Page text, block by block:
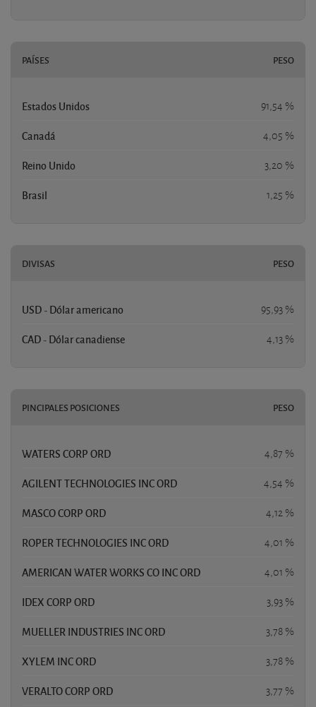
PAÍSES PESO
Estados Unidos 91,54 %
Canadá 4,05 %
Reino Unido 3,20 %
Brasil 1,25 %
DIVISAS PESO
USD - Dólar americano 95,93 %
CAD - Dólar canadiense 4,13 %
PINCIPALES POSICIONES PESO
WATERS CORP ORD 4,87 %
AGILENT TECHNOLOGIES INC ORD 4,54 %
MASCO CORP ORD 4,12 %
ROPER TECHNOLOGIES INC ORD 4,01 %
AMERICAN WATER WORKS CO INC ORD 4,01 %
IDEX CORP ORD 3,93 %
MUELLER INDUSTRIES INC ORD 3,78 %
XYLEM INC ORD 3,78 %
VERALTO CORP ORD 3,77 %